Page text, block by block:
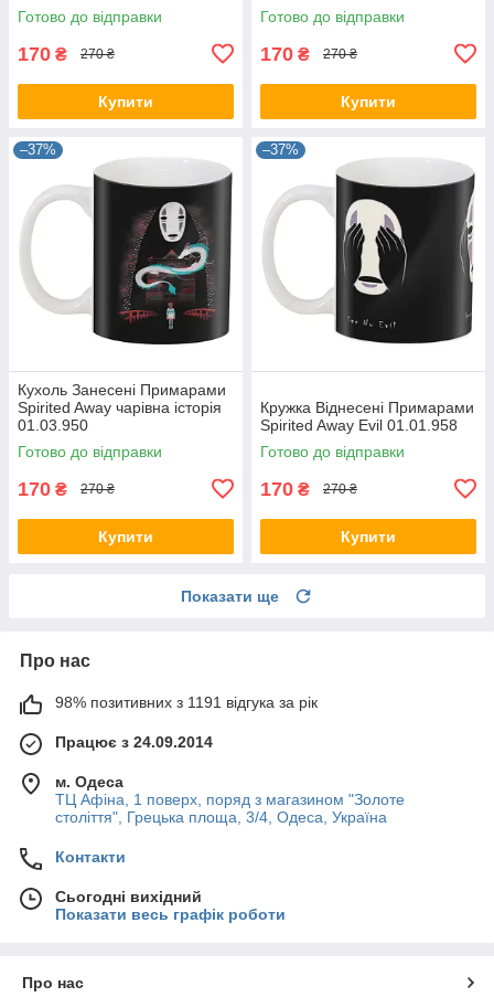
Готово до відправки
170 ₴ 270 ₴
Купити
Готово до відправки
170 ₴ 270 ₴
Купити
–37%
Кухоль Занесені Примарами
Spirited Away чарівна історія
01.03.950
Готово до відправки
170 ₴ 270 ₴
Купити
–37%
Кружка Віднесені Примарами
Spirited Away Evil 01.01.958
Готово до відправки
170 ₴ 270 ₴
Купити
Показати ще
Про нас
98% позитивних з 1191 відгука за рік
Працює з 24.09.2014
м. Одеса
ТЦ Афіна, 1 поверх, поряд з магазином "Золоте
століття", Грецька площа, 3/4, Одеса, Україна
Контакти
Сьогодні вихідний
Показати весь графік роботи
Про нас